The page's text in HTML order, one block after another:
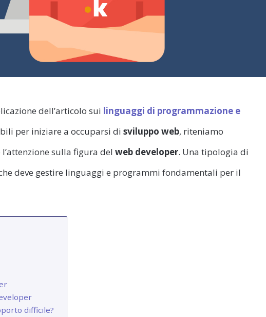
dell’articolo sui linguaggi di programmazione e
per iniziare a occuparsi disviluppo web, riteniamo
sulla figura delweb developer. Una tipologia di
deve gestire linguaggi e programmi fondamentali per il
difficile?